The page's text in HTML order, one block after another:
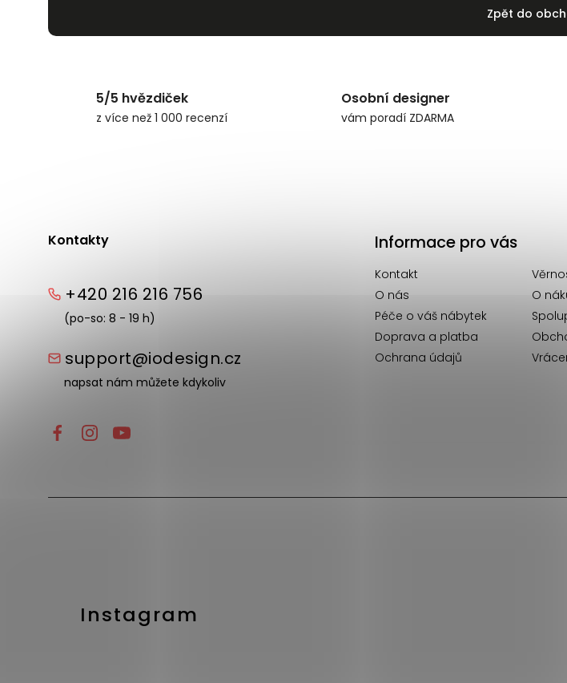
Zpět do
5/5 hvězdiček
z více než 1 000 recenzí
Osobní designer
vám poradí ZDARMA
Kontakty
+420 216 216 756
(po-so: 8 - 19 h)
support@iodesign.cz
napsat nám můžete kdykoliv
Informace pro vás
Kontakt
O nás
O
Péče o váš nábytek
Doprava a platba
Ochrana údajů
Instagram